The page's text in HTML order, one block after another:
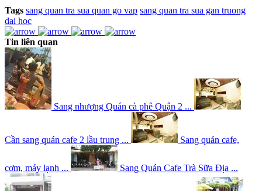
Tags sang quan tra sua quan go vap sang quan tra sua gan truong
dai hoc
Tin liên quan
Sang nhượng Quán cà phê Quận 2 ...
Cần sang quán cafe 2 lầu trung ... Sang quán cafe,
cơm, máy lạnh ... Sang Quán Cafe Trà Sữa Địa ...